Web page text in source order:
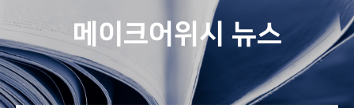
이
지
메이크어위시 뉴스